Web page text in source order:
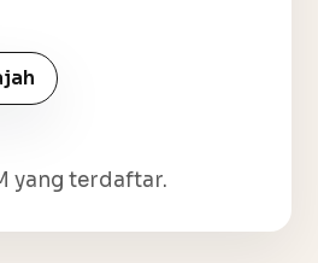
yang terdaftar.